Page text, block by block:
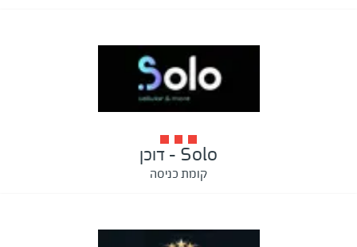
Solo - דוכן
קומת כניסה